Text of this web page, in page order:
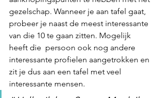
gezelschap. Wanneer je aan tafel gaat,
probeer je naast de meest interessante
van die 10 te gaan zitten. Mogelijk
heeft die  persoon ook nog andere
interessante profielen aangetrokken en
zit je dus aan een tafel met veel
interessante mensen.